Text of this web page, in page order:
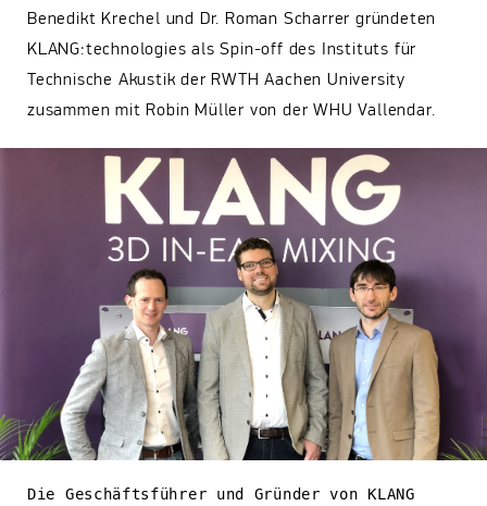
Benedikt Krechel und Dr. Roman Scharrer gründeten
KLANG:technologies als Spin-off des Instituts für
Technische Akustik der RWTH Aachen University
zusammen mit Robin Müller von der WHU Vallendar.
Die Geschäftsführer und Gründer von KLANG